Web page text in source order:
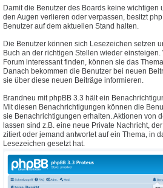
Damit die Benutzer des Boards keine wichtigen
den Augen verlieren oder verpassen, besitzt
Benutzer auf dem aktuellen Stand halten.
Die Benutzer können sich Lesezeichen setzen
Buch an der richtigen Stellen wieder
Forum interessant finden, können sie das
Danach bekommen die Benutzer bei neuen
sie über diese neuen Beiträge informieren.
Brandneu mit phpBB 3.3 hält ein
Mit diesen Benachrichtigungen können die
sie Benachrichtigungen erhalten. Aktionen von
lassen sind z.B. eine neue Private Nachricht,
zitiert oder jemand antwortet auf ein Thema, in
Lesezeichen gesetzt hat.